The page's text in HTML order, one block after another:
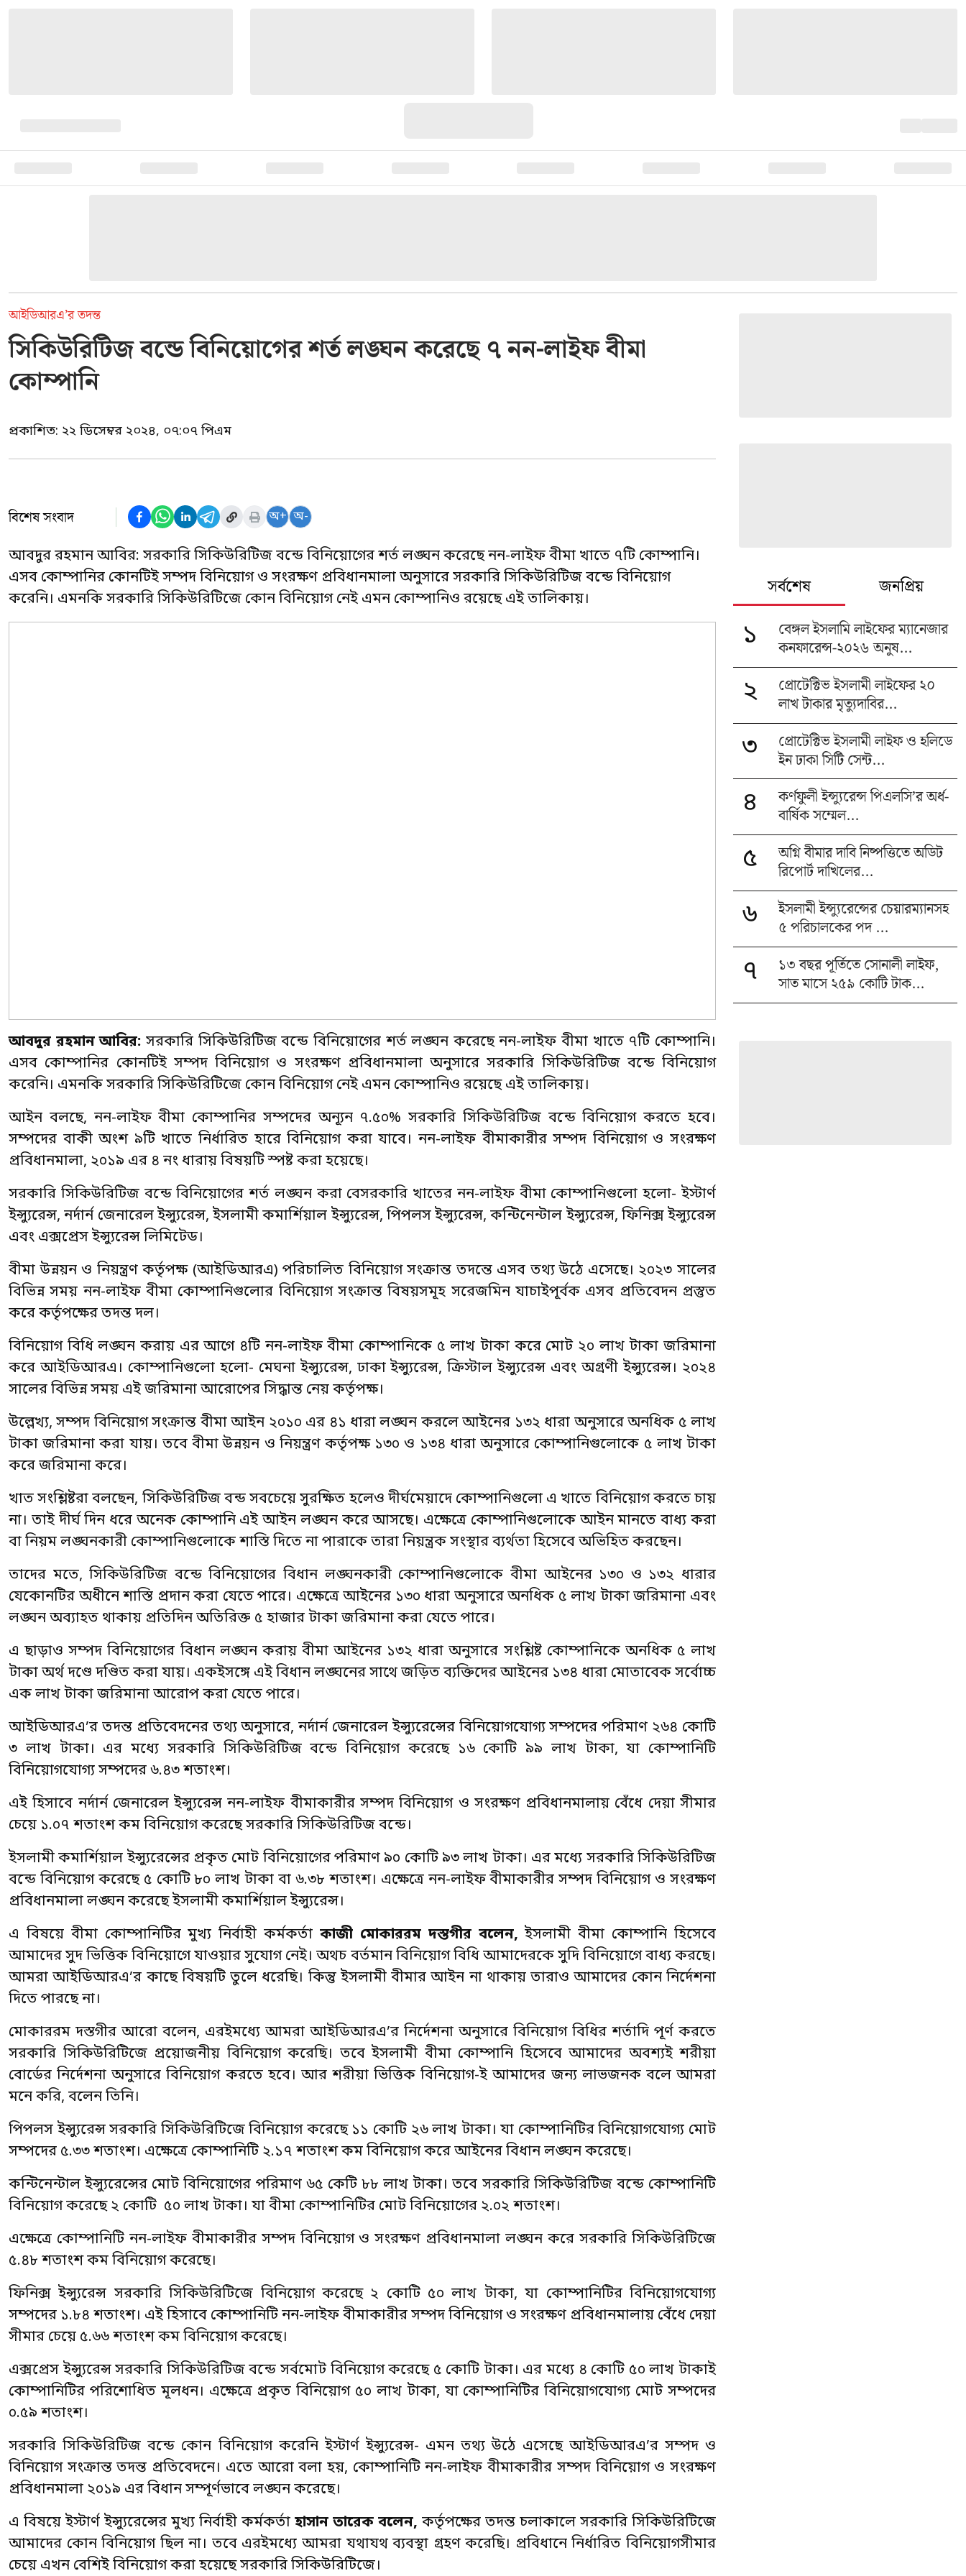
আইডিআরএ’র তদন্ত
সিকিউরিটিজ বন্ডে বিনিয়োগের শর্ত লঙ্ঘন করেছে ৭ নন-লাইফ বীমা
কোম্পানি
প্রকাশিত: ২২ ডিসেম্বর ২০২৪, ০৭:০৭ পিএম
বিশেষ সংবাদ অ+ অ-
আবদুর রহমান আবির: সরকারি সিকিউরিটিজ বন্ডে বিনিয়োগের শর্ত লঙ্ঘন করেছে নন-লাইফ বীমা খাতে ৭টি কোম্পানি।
এসব কোম্পানির কোনটিই সম্পদ বিনিয়োগ ও সংরক্ষণ প্রবিধানমালা অনুসারে সরকারি সিকিউরিটিজ বন্ডে বিনিয়োগ
করেনি। এমনকি সরকারি সিকিউরিটিজে কোন বিনিয়োগ নেই এমন কোম্পানিও রয়েছে এই তালিকায়।
আবদুর রহমান আবির: সরকারি সিকিউরিটিজ বন্ডে বিনিয়োগের শর্ত লঙ্ঘন করেছে নন-লাইফ বীমা খাতে ৭টি কোম্পানি।
এসব কোম্পানির কোনটিই সম্পদ বিনিয়োগ ও সংরক্ষণ প্রবিধানমালা অনুসারে সরকারি সিকিউরিটিজ বন্ডে বিনিয়োগ
করেনি। এমনকি সরকারি সিকিউরিটিজে কোন বিনিয়োগ নেই এমন কোম্পানিও রয়েছে এই তালিকায়।
আইন বলছে, নন-লাইফ বীমা কোম্পানির সম্পদের অন্যূন ৭.৫০% সরকারি সিকিউরিটিজ বন্ডে বিনিয়োগ করতে হবে।
সম্পদের বাকী অংশ ৯টি খাতে নির্ধারিত হারে বিনিয়োগ করা যাবে। নন-লাইফ বীমাকারীর সম্পদ বিনিয়োগ ও সংরক্ষণ
প্রবিধানমালা, ২০১৯ এর ৪ নং ধারায় বিষয়টি স্পষ্ট করা হয়েছে।
সরকারি সিকিউরিটিজ বন্ডে বিনিয়োগের শর্ত লঙ্ঘন করা বেসরকারি খাতের নন-লাইফ বীমা কোম্পানিগুলো হলো- ইস্টার্ণ
ইন্স্যুরেন্স, নর্দার্ন জেনারেল ইন্স্যুরেন্স, ইসলামী কমার্শিয়াল ইন্স্যুরেন্স, পিপলস ইন্স্যুরেন্স, কন্টিনেন্টাল ইন্স্যুরেন্স, ফিনিক্স ইন্স্যুরেন্স
এবং এক্সপ্রেস ইন্স্যুরেন্স লিমিটেড।
বীমা উন্নয়ন ও নিয়ন্ত্রণ কর্তৃপক্ষ (আইডিআরএ) পরিচালিত বিনিয়োগ সংক্রান্ত তদন্তে এসব তথ্য উঠে এসেছে। ২০২৩ সালের
বিভিন্ন সময় নন-লাইফ বীমা কোম্পানিগুলোর বিনিয়োগ সংক্রান্ত বিষয়সমূহ সরেজমিন যাচাইপূর্বক এসব প্রতিবেদন প্রস্তুত
করে কর্তৃপক্ষের তদন্ত দল।
বিনিয়োগ বিধি লঙ্ঘন করায় এর আগে ৪টি নন-লাইফ বীমা কোম্পানিকে ৫ লাখ টাকা করে মোট ২০ লাখ টাকা জরিমানা
করে আইডিআরএ। কোম্পানিগুলো হলো- মেঘনা ইন্স্যুরেন্স, ঢাকা ইন্স্যুরেন্স, ক্রিস্টাল ইন্স্যুরেন্স এবং অগ্রণী ইন্স্যুরেন্স। ২০২৪
সালের বিভিন্ন সময় এই জরিমানা আরোপের সিদ্ধান্ত নেয় কর্তৃপক্ষ।
উল্লেখ্য, সম্পদ বিনিয়োগ সংক্রান্ত বীমা আইন ২০১০ এর ৪১ ধারা লঙ্ঘন করলে আইনের ১৩২ ধারা অনুসারে অনধিক ৫ লাখ
টাকা জরিমানা করা যায়। তবে বীমা উন্নয়ন ও নিয়ন্ত্রণ কর্তৃপক্ষ ১৩০ ও ১৩৪ ধারা অনুসারে কোম্পানিগুলোকে ৫ লাখ টাকা
করে জরিমানা করে।
খাত সংশ্লিষ্টরা বলছেন, সিকিউরিটিজ বন্ড সবচেয়ে সুরক্ষিত হলেও দীর্ঘমেয়াদে কোম্পানিগুলো এ খাতে বিনিয়োগ করতে চায়
না। তাই দীর্ঘ দিন ধরে অনেক কোম্পানি এই আইন লঙ্ঘন করে আসছে। এক্ষেত্রে কোম্পানিগুলোকে আইন মানতে বাধ্য করা
বা নিয়ম লঙ্ঘনকারী কোম্পানিগুলোকে শাস্তি দিতে না পারাকে তারা নিয়ন্ত্রক সংস্থার ব্যর্থতা হিসেবে অভিহিত করছেন।
তাদের মতে, সিকিউরিটিজ বন্ডে বিনিয়োগের বিধান লঙ্ঘনকারী কোম্পানিগুলোকে বীমা আইনের ১৩০ ও ১৩২ ধারার
যেকোনটির অধীনে শাস্তি প্রদান করা যেতে পারে। এক্ষেত্রে আইনের ১৩০ ধারা অনুসারে অনধিক ৫ লাখ টাকা জরিমানা এবং
লঙ্ঘন অব্যাহত থাকায় প্রতিদিন অতিরিক্ত ৫ হাজার টাকা জরিমানা করা যেতে পারে।
এ ছাড়াও সম্পদ বিনিয়োগের বিধান লঙ্ঘন করায় বীমা আইনের ১৩২ ধারা অনুসারে সংশ্লিষ্ট কোম্পানিকে অনধিক ৫ লাখ
টাকা অর্থ দণ্ডে দণ্ডিত করা যায়। একইসঙ্গে এই বিধান লঙ্ঘনের সাথে জড়িত ব্যক্তিদের আইনের ১৩৪ ধারা মোতাবেক সর্বোচ্চ
এক লাখ টাকা জরিমানা আরোপ করা যেতে পারে।
আইডিআরএ’র তদন্ত প্রতিবেদনের তথ্য অনুসারে, নর্দার্ন জেনারেল ইন্স্যুরেন্সের বিনিয়োগযোগ্য সম্পদের পরিমাণ ২৬৪ কোটি
৩ লাখ টাকা। এর মধ্যে সরকারি সিকিউরিটিজ বন্ডে বিনিয়োগ করেছে ১৬ কোটি ৯৯ লাখ টাকা, যা কোম্পানিটি
বিনিয়োগযোগ্য সম্পদের ৬.৪৩ শতাংশ।
এই হিসাবে নর্দার্ন জেনারেল ইন্স্যুরেন্স নন-লাইফ বীমাকারীর সম্পদ বিনিয়োগ ও সংরক্ষণ প্রবিধানমালায় বেঁধে দেয়া সীমার
চেয়ে ১.০৭ শতাংশ কম বিনিয়োগ করেছে সরকারি সিকিউরিটিজ বন্ডে।
ইসলামী কমার্শিয়াল ইন্স্যুরেন্সের প্রকৃত মোট বিনিয়োগের পরিমাণ ৯০ কোটি ৯৩ লাখ টাকা। এর মধ্যে সরকারি সিকিউরিটিজ
বন্ডে বিনিয়োগ করেছে ৫ কোটি ৮০ লাখ টাকা বা ৬.৩৮ শতাংশ। এক্ষেত্রে নন-লাইফ বীমাকারীর সম্পদ বিনিয়োগ ও সংরক্ষণ
প্রবিধানমালা লঙ্ঘন করেছে ইসলামী কমার্শিয়াল ইন্স্যুরেন্স।
এ বিষয়ে বীমা কোম্পানিটির মুখ্য নির্বাহী কর্মকর্তা কাজী মোকাররম দস্তগীর বলেন,ইসলামী বীমা কোম্পানি হিসেবে
আমাদের সুদ ভিত্তিক বিনিয়োগে যাওয়ার সুযোগ নেই। অথচ বর্তমান বিনিয়োগ বিধি আমাদেরকে সুদি বিনিয়োগে বাধ্য করছে।
আমরা আইডিআরএ’র কাছে বিষয়টি তুলে ধরেছি। কিন্তু ইসলামী বীমার আইন না থাকায় তারাও আমাদের কোন নির্দেশনা
দিতে পারছে না।
মোকাররম দস্তগীর আরো বলেন, এরইমধ্যে আমরা আইডিআরএ’র নির্দেশনা অনুসারে বিনিয়োগ বিধির শর্তাদি পূর্ণ করতে
সরকারি সিকিউরিটিজে প্রয়োজনীয় বিনিয়োগ করেছি। তবে ইসলামী বীমা কোম্পানি হিসেবে আমাদের অবশ্যই শরীয়া
বোর্ডের নির্দেশনা অনুসারে বিনিয়োগ করতে হবে। আর শরীয়া ভিত্তিক বিনিয়োগ-ই আমাদের জন্য লাভজনক বলে আমরা
মনে করি, বলেন তিনি।
পিপলস ইন্স্যুরেন্স সরকারি সিকিউরিটিজে বিনিয়োগ করেছে ১১ কোটি ২৬ লাখ টাকা। যা কোম্পানিটির বিনিয়োগযোগ্য মোট
সম্পদের ৫.৩৩ শতাংশ। এক্ষেত্রে কোম্পানিটি ২.১৭ শতাংশ কম বিনিয়োগ করে আইনের বিধান লঙ্ঘন করেছে।
কন্টিনেন্টাল ইন্স্যুরেন্সের মোট বিনিয়োগের পরিমাণ ৬৫ কেটি ৮৮ লাখ টাকা। তবে সরকারি সিকিউরিটিজ বন্ডে কোম্পানিটি
বিনিয়োগ করেছে ২ কোটি ৫০ লাখ টাকা। যা বীমা কোম্পানিটির মোট বিনিয়োগের ২.০২ শতাংশ।
এক্ষেত্রে কোম্পানিটি নন-লাইফ বীমাকারীর সম্পদ বিনিয়োগ ও সংরক্ষণ প্রবিধানমালা লঙ্ঘন করে সরকারি সিকিউরিটিজে
৫.৪৮ শতাংশ কম বিনিয়োগ করেছে।
ফিনিক্স ইন্স্যুরেন্স সরকারি সিকিউরিটিজে বিনিয়োগ করেছে ২ কোটি ৫০ লাখ টাকা, যা কোম্পানিটির বিনিয়োগযোগ্য
সম্পদের ১.৮৪ শতাংশ। এই হিসাবে কোম্পানিটি নন-লাইফ বীমাকারীর সম্পদ বিনিয়োগ ও সংরক্ষণ প্রবিধানমালায় বেঁধে দেয়া
সীমার চেয়ে ৫.৬৬ শতাংশ কম বিনিয়োগ করেছে।
এক্সপ্রেস ইন্স্যুরেন্স সরকারি সিকিউরিটিজ বন্ডে সর্বমোট বিনিয়োগ করেছে ৫ কোটি টাকা। এর মধ্যে ৪ কোটি ৫০ লাখ টাকাই
কোম্পানিটির পরিশোধিত মূলধন। এক্ষেত্রে প্রকৃত বিনিয়োগ ৫০ লাখ টাকা, যা কোম্পানিটির বিনিয়োগযোগ্য মোট সম্পদের
০.৫৯ শতাংশ।
সরকারি সিকিউরিটিজ বন্ডে কোন বিনিয়োগ করেনি ইস্টার্ণ ইন্স্যুরেন্স- এমন তথ্য উঠে এসেছে আইডিআরএ’র সম্পদ ও
বিনিয়োগ সংক্রান্ত তদন্ত প্রতিবেদনে। এতে আরো বলা হয়, কোম্পানিটি নন-লাইফ বীমাকারীর সম্পদ বিনিয়োগ ও সংরক্ষণ
প্রবিধানমালা ২০১৯ এর বিধান সম্পূর্ণভাবে লঙ্ঘন করেছে।
এ বিষয়ে ইস্টার্ণ ইন্স্যুরেন্সের মুখ্য নির্বাহী কর্মকর্তা হাসান তারেক বলেন, কর্তৃপক্ষের তদন্ত চলাকালে সরকারি সিকিউরিটিজে
আমাদের কোন বিনিয়োগ ছিল না। তবে এরইমধ্যে আমরা যথাযথ ব্যবস্থা গ্রহণ করেছি। প্রবিধানে নির্ধারিত বিনিয়োগসীমার
চেয়ে এখন বেশিই বিনিয়োগ করা হয়েছে সরকারি সিকিউরিটিজে।
সর্বশেষ জনপ্রিয়
১
বেঙ্গল ইসলামি লাইফের ম্যানেজার
কনফারেন্স-২০২৬ অনুষ...
২
প্রোটেক্টিভ ইসলামী লাইফের ২০
লাখ টাকার মৃত্যুদাবির...
৩
প্রোটেক্টিভ ইসলামী লাইফ ও হলিডে
ইন ঢাকা সিটি সেন্ট...
৪
কর্ণফুলী ইন্স্যুরেন্স পিএলসি’র অর্ধ-
বার্ষিক সম্মেল...
৫
অগ্নি বীমার দাবি নিষ্পত্তিতে অডিট
রিপোর্ট দাখিলের...
৬
ইসলামী ইন্স্যুরেন্সের চেয়ারম্যানসহ
৫ পরিচালকের পদ ...
৭
১৩ বছর পূর্তিতে সোনালী লাইফ,
সাত মাসে ২৫৯ কোটি টাক...